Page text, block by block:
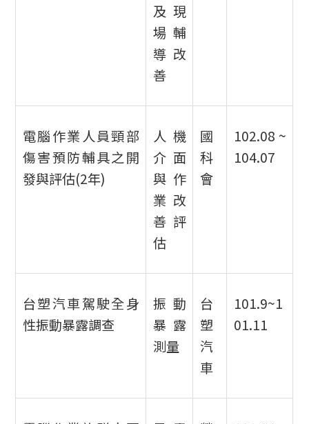
及現
場輔
導改
善
電腦作業人員頸部
傷害預防輔具之開
發與評估(2年)
人機
介面
與作
業改
善評
估
國
科
會
102.08 ~
104.07
台塑汽車駕駛全身
性振動暴露調查
振動
暴露
測量
台
塑
汽
車
101.9~1
01.11